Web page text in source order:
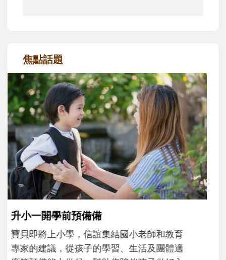
焦點話題
和孩子一起長大的那個男人│讀懂父親的
不同模樣
沒有人天生就擅長當爸爸！男人總是在一次